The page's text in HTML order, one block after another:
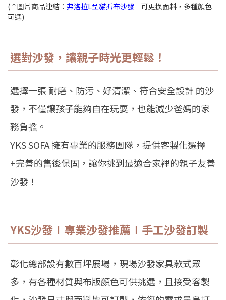
(↑圖片商品連結： 弗洛拉L型貓抓布沙發 ｜可更換面料，多種顏色
可選)
選對沙發，讓親子時光更輕鬆！
選擇一張 耐磨、防污、好清潔、符合安全設計 的沙
發，不僅讓孩子能夠自在玩耍，也能減少爸媽的家
務負擔。
YKS SOFA 擁有專業的服務團隊，提供客製化選擇
+完善的售後保固，讓你挑到最適合家裡的親子友善
沙發！
YKS沙發∣專業沙發推薦∣手工沙發訂製
彰化總部設有數百坪展場，現場沙發家具款式眾
多，有各種材質與布版顏色可供挑選，且接受客製